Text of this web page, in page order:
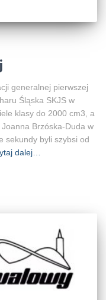
generalnej pierwszej
Śląska SKJS w
klasy do 2000 cm3, a
Brzóska-Duda w
sekundy byli szybsi od
dalej…